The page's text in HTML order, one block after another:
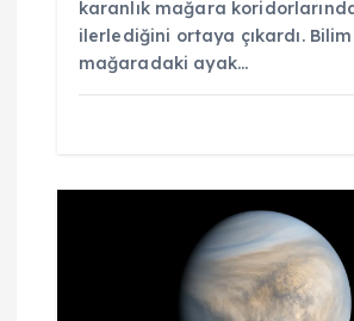
karanlık mağara
ilerlediğini ortaya çıkardı.
mağaradaki ayak…